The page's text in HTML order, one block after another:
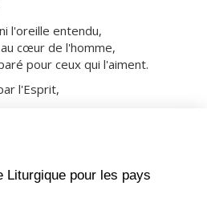
l'oreille entendu,
cœur de l'homme,
pour ceux qui l'aiment.
l'Esprit,
de ceux qui pleurent, tu
larmes de sainte Monique